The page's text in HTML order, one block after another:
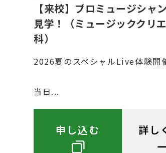
【来校】プロミュージシャ
見学！（ミュージッククリ
科）
2026夏のスペシャルLive体験開
当日...
申し込む 詳し